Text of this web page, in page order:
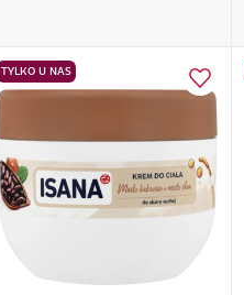
TYLKO U NAS